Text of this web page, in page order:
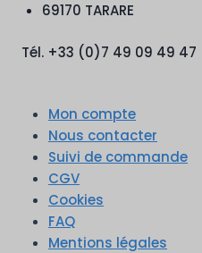
69170 TARARE
Tél. +33 (0)7 49 09 49 47
Mon compte
Nous contacter
Suivi de commande
CGV
Cookies
FAQ
Mentions légales